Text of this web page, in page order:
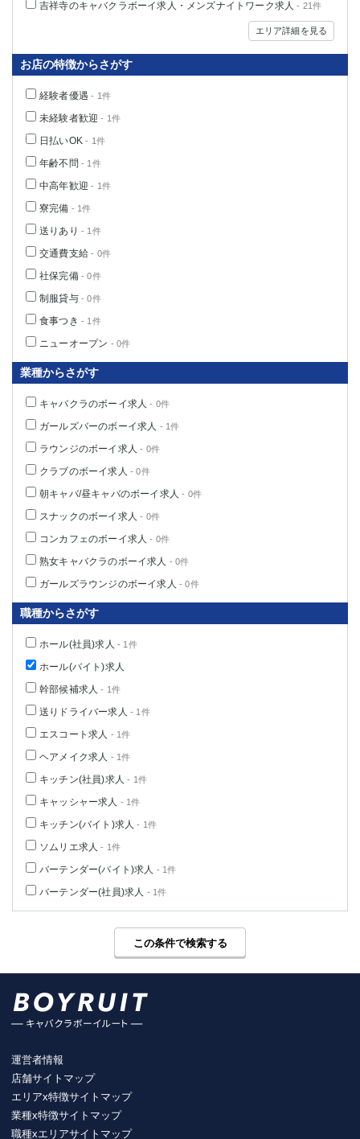
吉祥寺のキャバクラボーイ求人・メンズナイトワーク求人 - 21件
エリア詳細を見る
お店の特徴からさがす
経験者優遇 - 1件
未経験者歓迎 - 1件
日払いOK - 1件
年齢不問 - 1件
中高年歓迎 - 1件
寮完備 - 1件
送りあり - 1件
交通費支給 - 0件
社保完備- 0件
制服貸与- 0件
食事つき - 1件
ニューオープン - 0件
業種からさがす
キャバクラのボーイ求人 - 0件
ガールズバーのボーイ求人 - 1件
ラウンジのボーイ求人 - 0件
クラブのボーイ求人 - 0件
朝キャバ/昼キャバのボーイ求人 - 0件
スナックのボーイ求人 - 0件
コンカフェのボーイ求人 - 0件
熟女キャバクラのボーイ求人 - 0件
ガールズラウンジのボーイ求人 - 0件
職種からさがす
ホール(社員)求人 - 1件
ホール(バイト)求人
幹部候補求人 - 1件
送りドライバー求人 - 1件
エスコート求人 - 1件
ヘアメイク求人 - 1件
キッチン(社員)求人 - 1件
キャッシャー求人 - 1件
キッチン(バイト)求人 - 1件
ソムリエ求人 - 1件
バーテンダー(バイト)求人 - 1件
バーテンダー(社員)求人 - 1件
この条件で検索する
藤沢
平塚
小田原
横浜・桜木町
関内・馬車道・日ノ出町 武蔵新城
元住吉
戸塚
大船
埼玉県
志木
草加
所沢
獨協大学前＜草加松原＞
春日部
蕨
千葉県
船橋
津田沼
成田
西船橋
柏（西口）
木更津
柏（東口）
東金
浦安
栃木県
宇都宮
茨城県
群馬県
該当求人 0件
運営者情報
店舗サイトマップ
エリアx特徴サイトマップ
業種x特徴サイトマップ
職種xエリアサイトマップ